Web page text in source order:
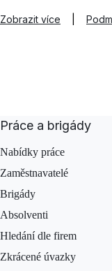
Zobrazit více
Práce a brigády
Nabídky práce
Zaměstnavatelé
Brigády
Absolventi
Hledání dle firem
Zkrácené úvazky